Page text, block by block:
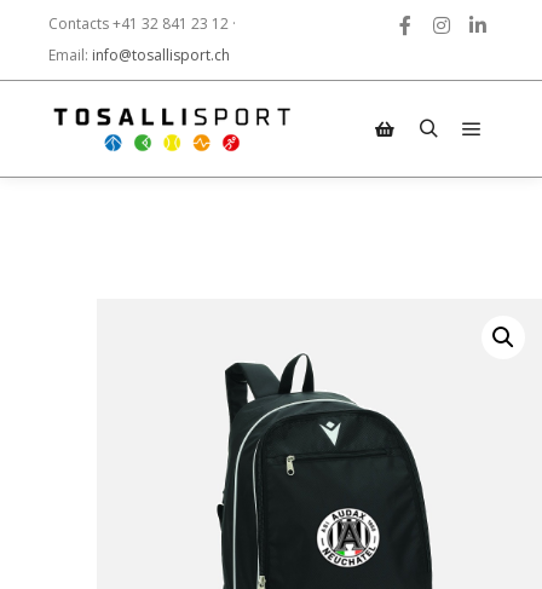
Contacts +41 32 841 23 12 ·
Email: info@tosallisport.ch